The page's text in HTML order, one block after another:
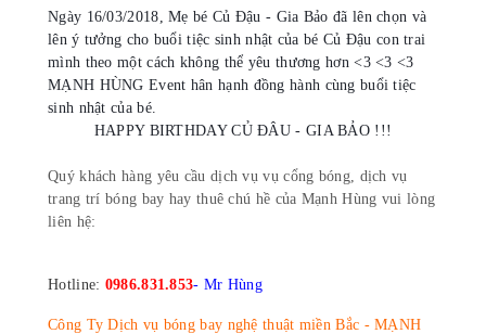
Ngày 16/03/2018, Mẹ bé Củ Đậu - Gia Bảo đã lên chọn và
lên ý tưởng cho buổi tiệc sinh nhật của bé Củ Đậu con trai
mình theo một cách không thể yêu thương hơn <3 <3 <3
MẠNH HÙNG Event hân hạnh đồng hành cùng buổi tiệc
sinh nhật của bé.
HAPPY BIRTHDAY CỦ ĐÂU - GIA BẢO !!!
Quý khách hàng yêu cầu dịch vụ vụ cổng bóng, dịch vụ
trang trí bóng bay hay thuê chú hề của Mạnh Hùng vui lòng
liên hệ:
Hotline: 0986.831.853- Mr Hùng
Công Ty Dịch vụ bóng bay nghệ thuật miền Bắc - MẠNH